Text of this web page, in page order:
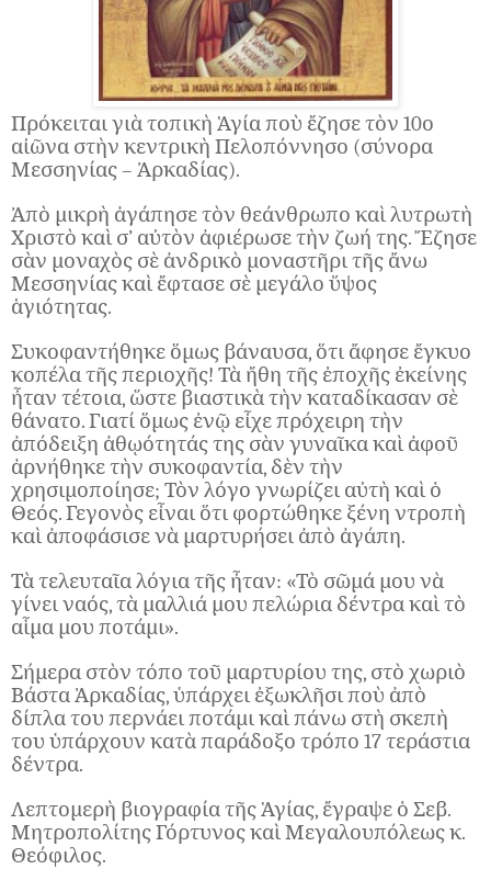
Πρόκειται γιὰ τοπικὴ Ἁγία ποὺ ἔζησε τὸν 10ο
αἰῶνα στὴν κεντρικὴ Πελοπόννησο (σύνορα
Μεσσηνίας – Ἀρκαδίας).
Ἀπὸ μικρὴ ἀγάπησε τὸν θεάνθρωπο καὶ λυτρωτὴ
Χριστὸ καὶ σ’ αὐτὸν ἀφιέρωσε τὴν ζωή της. Ἔζησε
σὰν μοναχὸς σὲ ἀνδρικὸ μοναστῆρι τῆς ἄνω
Μεσσηνίας καὶ ἔφτασε σὲ μεγάλο ὕψος
ἁγιότητας.
Συκοφαντήθηκε ὅμως βάναυσα, ὅτι ἄφησε ἔγκυο
κοπέλα τῆς περιοχῆς! Τὰ ἤθη τῆς ἐποχῆς ἐκείνης
ἦταν τέτοια, ὥστε βιαστικὰ τὴν καταδίκασαν σὲ
θάνατο. Γιατί ὅμως ἐνῷ εἶχε πρόχειρη τὴν
ἀπόδειξη ἀθῳότητάς της σὰν γυναῖκα καὶ ἀφοῦ
ἀρνήθηκε τὴν συκοφαντία, δὲν τὴν
χρησιμοποίησε; Τὸν λόγο γνωρίζει αὐτὴ καὶ ὁ
Θεός. Γεγονὸς εἶναι ὅτι φορτώθηκε ξένη ντροπὴ
καὶ ἀποφάσισε νὰ μαρτυρήσει ἀπὸ ἀγάπη.
Τὰ τελευταῖα λόγια τῆς ἦταν: «Τὸ σῶμά μου νὰ
γίνει ναός, τὰ μαλλιά μου πελώρια δέντρα καὶ τὸ
αἷμα μου ποτάμι».
Σήμερα στὸν τόπο τοῦ μαρτυρίου της, στὸ χωριὸ
Βάστα Ἀρκαδίας, ὑπάρχει ἐξωκλῆσι ποὺ ἀπὸ
δίπλα του περνάει ποτάμι καὶ πάνω στὴ σκεπὴ
του ὑπάρχουν κατὰ παράδοξο τρόπο 17 τεράστια
δέντρα.
Λεπτομερὴ βιογραφία τῆς Ἁγίας, ἔγραψε ὁ Σεβ.
Μητροπολίτης Γόρτυνος καὶ Μεγαλουπόλεως κ.
Θεόφιλος.